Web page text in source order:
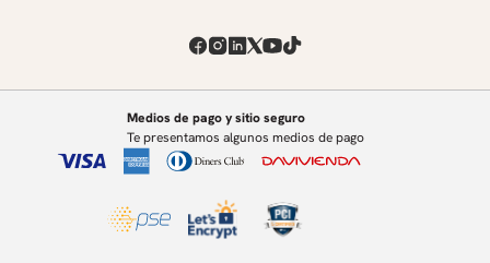
Medios de pago y sitio seguro
Te presentamos algunos medios de pago